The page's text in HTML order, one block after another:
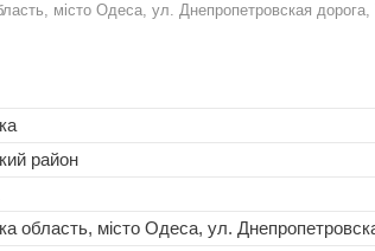
місто Одеса, ул. Днепропетровская дорога,
район
область, місто Одеса, ул.